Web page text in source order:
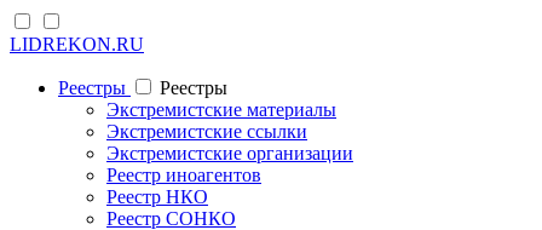
LIDREKON.RU
Реестры
Реестры
Экстремистские материалы
Экстремистские ссылки
Экстремистские организации
Реестр иноагентов
Реестр НКО
Реестр СОНКО